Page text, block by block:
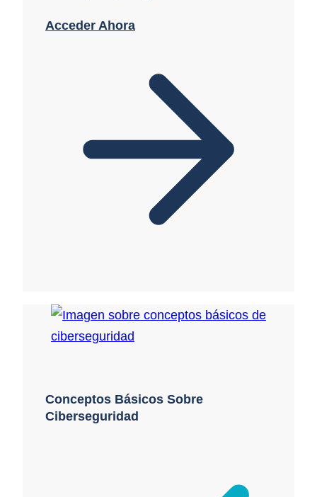
Acceder Ahora
Conceptos Básicos Sobre
Ciberseguridad